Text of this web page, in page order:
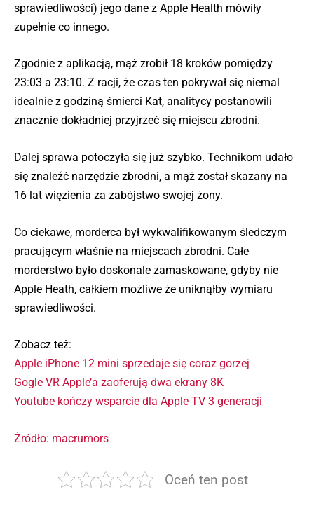
sprawiedliwości) jego dane z Apple Health mówiły
zupełnie co innego.
Zgodnie z aplikacją, mąż zrobił 18 kroków pomiędzy
23:03 a 23:10. Z racji, że czas ten pokrywał się niemal
idealnie z godziną śmierci Kat, analitycy postanowili
znacznie dokładniej przyjrzeć się miejscu zbrodni.
Dalej sprawa potoczyła się już szybko. Technikom udało
się znaleźć narzędzie zbrodni, a mąż został skazany na
16 lat więzienia za zabójstwo swojej żony.
Co ciekawe, morderca był wykwalifikowanym śledczym
pracującym właśnie na miejscach zbrodni. Całe
morderstwo było doskonale zamaskowane, gdyby nie
Apple Heath, całkiem możliwe że uniknąłby wymiaru
sprawiedliwości.
Zobacz też:
Apple iPhone 12 mini sprzedaje się coraz gorzej
Gogle VR Apple’a zaoferują dwa ekrany 8K
Youtube kończy wsparcie dla Apple TV 3 generacji
Źródło: macrumors
Oceń ten post